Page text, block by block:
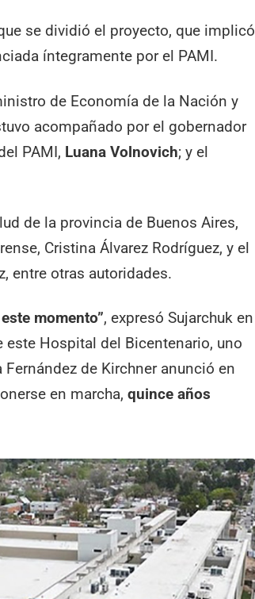
se dividió el proyecto, que implicó
íntegramente por el PAMI.
de Economía de la Nación y
acompañado por el gobernador
PAMI, Luana Volnovich; y el
de la provincia de Buenos Aires,
Cristina Álvarez Rodríguez, y el
entre otras autoridades.
momento”, expresó Sujarchuk en
Hospital del Bicentenario, uno
de Kirchner anunció en
en marcha,quince años